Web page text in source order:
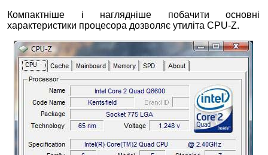
Компактніше і наглядніше побачити основні
характеристики процесора дозволяє утиліта CPU-Z.